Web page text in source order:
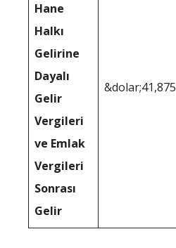
Hane
Halkı
Gelirine
Dayalı
Gelir
Vergileri
ve Emlak
Vergileri
Sonrası
Gelir
&dolar;41,875